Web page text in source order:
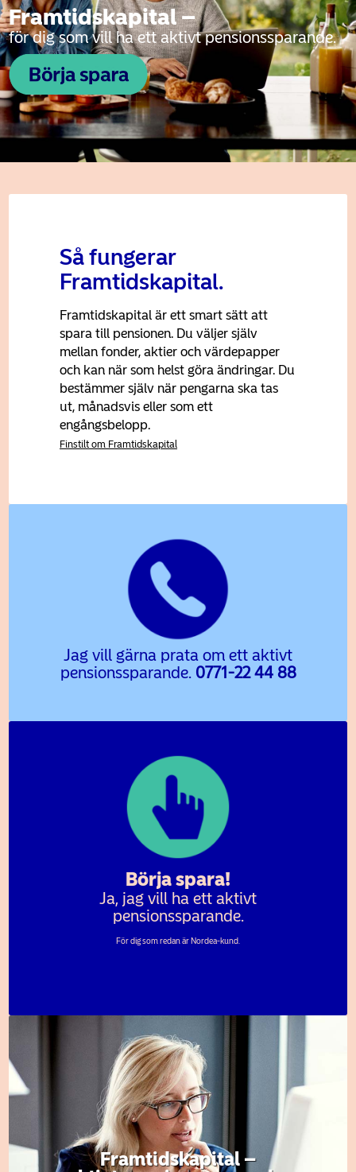
Framtidskapital –
för dig som vill ha ett aktivt pensionssparande.
Så fungerar
Framtidskapital.
Framtidskapital är ett smart sätt att
spara till pensionen. Du väljer själv
mellan fonder, aktier och värdepapper
och kan när som helst göra ändringar. Du
bestämmer själv när pengarna ska tas
ut, månadsvis eller som ett
engångsbelopp.
Finstilt om Framtidskapital
Jag vill gärna prata om ett aktivt
pensionssparande. 0771-22 44 88
Börja spara!
Ja, jag vill ha ett aktivt
pensionssparande.
För dig som redan är Nordea-kund.
Framtidskapital –